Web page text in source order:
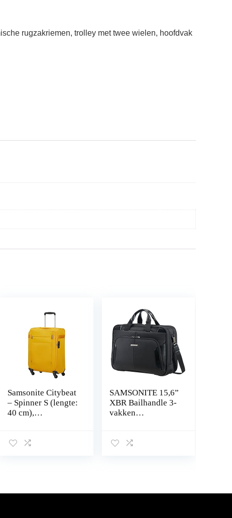
rugzakriemen, trolley met twee wielen, hoofdvak
Samsonite Citybeat
– Spinner S (lengte:
40 cm),
(Golden Yellow),
SAMSONITE 15,6”
XBR Bailhandle 3-
vakken
cm, Koffer